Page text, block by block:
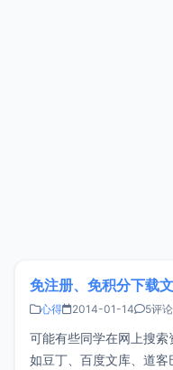
免注册、免积分下载
心得 2014-01-14 5评论
可能有些同学在网上搜
如豆丁、百度文库、道客